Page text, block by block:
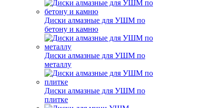
Диски алмазные для УШМ по
бетону и камню
Диски алмазные для УШМ по
металлу
Диски алмазные для УШМ по
плитке